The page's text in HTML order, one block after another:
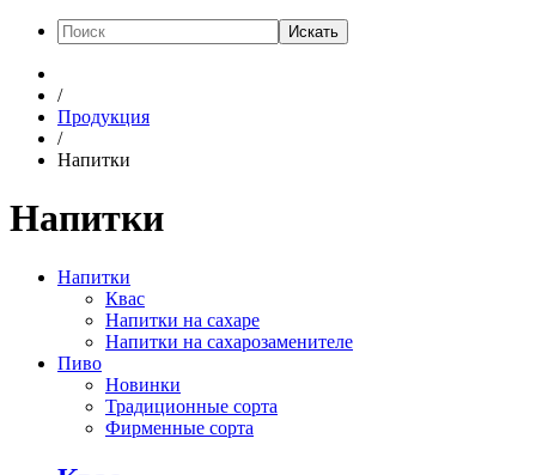
Искать
/
Продукция
/
Напитки
Напитки
Напитки
Квас
Напитки на сахаре
Напитки на сахарозаменителе
Пиво
Новинки
Традиционные сорта
Фирменные сорта